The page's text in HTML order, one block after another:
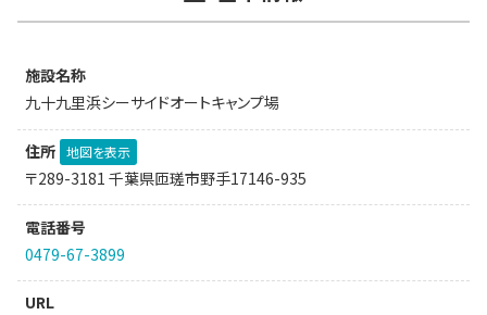
施設名称
九十九里浜シーサイドオートキャンプ場
住所 地図を表示
〒289-3181 千葉県匝瑳市野手17146-935
電話番号
0479-67-3899
URL